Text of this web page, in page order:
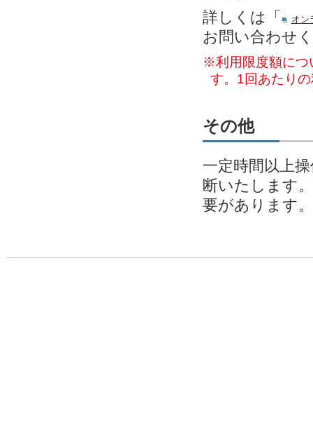
詳しくは「
オン
お問い合わせ
※利用限度額につ
す。1回あたり
その他
一定時間以上
断いたします
要があります。